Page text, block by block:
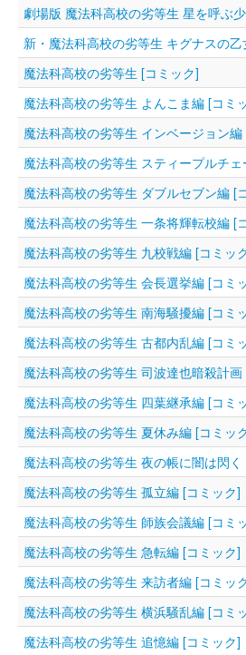
劇場版 魔法科高校の劣等生 星を呼ぶ
新・魔法科高校の劣等生 キグナスの
魔法科高校の劣等生 [コミック]
魔法科高校の劣等生 よんこま編 [コミ
魔法科高校の劣等生 インベージョン
魔法科高校の劣等生 スティープルチ
魔法科高校の劣等生 ダブルセブン編 [
魔法科高校の劣等生 一条将輝転校編 [
魔法科高校の劣等生 九校戦編 [コミッ
魔法科高校の劣等生 会長選挙編 [コミ
魔法科高校の劣等生 南海騒擾編 [コミ
魔法科高校の劣等生 古都内乱編 [コミ
魔法科高校の劣等生 司波達也暗殺計
魔法科高校の劣等生 四葉継承編 [コミ
魔法科高校の劣等生 夏休み編 [コミッ
魔法科高校の劣等生 夜の帳に闇は閃
魔法科高校の劣等生 孤立編 [コミック]
魔法科高校の劣等生 師族会議編 [コミ
魔法科高校の劣等生 急転編 [コミック]
魔法科高校の劣等生 来訪者編 [コミッ
魔法科高校の劣等生 横浜騒乱編 [コミ
魔法科高校の劣等生 追憶編 [コミック]